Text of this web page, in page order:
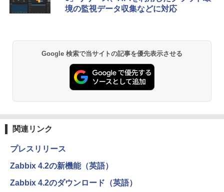
境の監視データ収集などに対応
Google 検索で当サイトの記事を優先表示させる
関連リンク
プレスリリース
Zabbix 4.2の新機能（英語）
Zabbix 4.2のダウンロード（英語）